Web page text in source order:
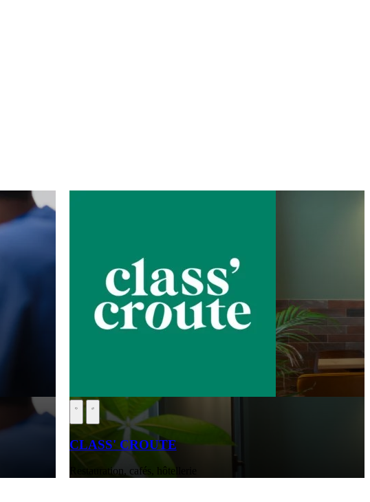
CLASS' CROUTE
Restauration, cafés, hôtellerie